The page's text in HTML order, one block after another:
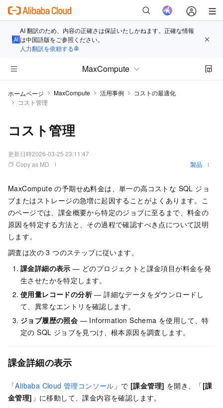
AI 翻訳のため、内容の正確さは保証いたしかねます。正確な情報
は中国語版をご参照ください。
人力翻訳を依頼する
MaxCompute
ホームページ MaxCompute 活用事例
コストの最適化
コスト管理
コスト管理
更新日時2026-03-25 23:11:47
Copy as MD
製品
MaxCompute の予期せぬ料金は、単一の高コストな SQL ジョ
ブまたはストレージの急増に起因することがよくあります。こ
のページでは、課金概要から特定のジョブに至るまで、料金の
原因を特定する方法と、その過程で確認すべき点について説明
します。
調査は次の 3 つのステップに従います。
課金詳細の表示 — どのプロジェクトと課金項目が料金を発
生させたかを特定します。
使用量レコードの分析— 詳細なデータをダウンロードし
て、異常なエントリを確認します。
ジョブ履歴の照会 — Information Schema を使用して、特
定の SQL ジョブを見つけ、根本原因を調査します。
課金詳細の表示
「Alibaba Cloud 管理コンソール 」で [課金管理] を開き、「[課
金管理] 」に移動して、課金内容を確認します。